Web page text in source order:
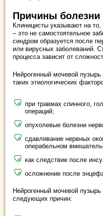
Причины болезни
Клиницисты указывают на
– это не самостоятельное
синдром образуется после
или вирусных заболеваний.
процесса зависит от
Нейрогенный мочевой
таких этиологических
при травмах спинного,
операций;
опухолевые болезни
сдавливание нервных
операбельном
как следствие после
осложнение после
Нейрогенный мочевой
следующих причин: